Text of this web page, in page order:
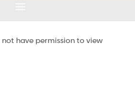
have permission to view